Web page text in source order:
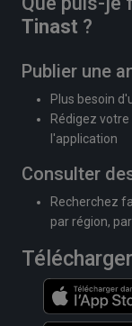
Tinast ?
Publier une
Plus besoin
Rédigez
l'application
Consulter
Recherchez
par région,
Télécharger